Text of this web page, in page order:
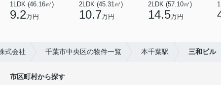
1LDK (46.16㎡)
9.2万円
2LDK (45.31㎡)
10.7万円
2LDK (57.10㎡)
14.5万円
式会社 千葉市中央区の物件一覧 本千葉駅 三和ビル
市区町村から探す